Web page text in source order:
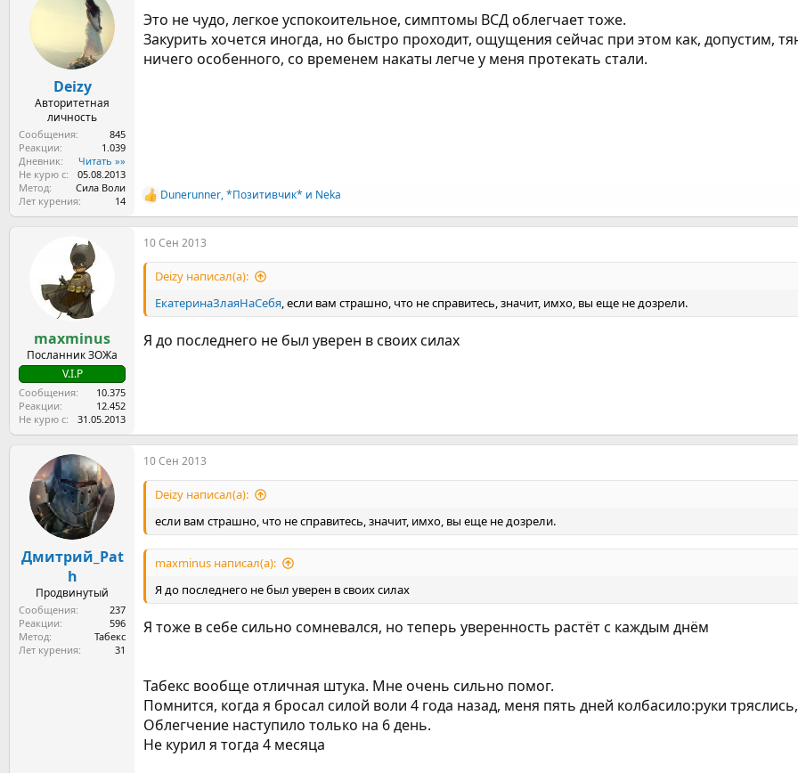
Deizy
Авторитетная
личность
Сообщения
845
Реакции
1.039
Дневник
Читать »»
Не курю с
05.08.2013
Метод
Сила Воли
Лет курения
14
Это не чудо, легкое успокоительное, симптомы ВСД облегчает тоже.
Закурить хочется иногда, но быстро проходит, ощущения сейчас при этом как, допустим,
ничего особенного, со временем накаты легче у меня протекать стали.
Р
е
а
к
Dunerunner,*Позитивчик* и Neka
maxminus
Посланник ЗОЖа
V.I.P
Сообщения
10.375
Реакции
12.452
Не курю с
31.05.2013
10 Сен 2013
Deizy написал(а):
ЕкатеринаЗлаяНаСебя, если вам страшно, что не справитесь, значит, имхо, вы еще не дозрели.
Я до последнего не был уверен в своих силах
Дмитрий_Pat
h
Продвинутый
Сообщения
237
Реакции
596
Метод
Табекс
Лет курения
31
10 Сен 2013
Deizy написал(а):
если вам страшно, что не справитесь, значит, имхо, вы еще не дозрели.
maxminus написал(а):
Я до последнего не был уверен в своих силах
Я тоже в себе сильно сомневался, но теперь уверенность растёт с каждым днём
Табекс вообще отличная штука. Мне очень сильно помог.
Помнится, когда я бросал силой воли 4 года назад, меня пять дней колбасило:руки
Облегчение наступило только на 6 день.
Не курил я тогда 4 месяца